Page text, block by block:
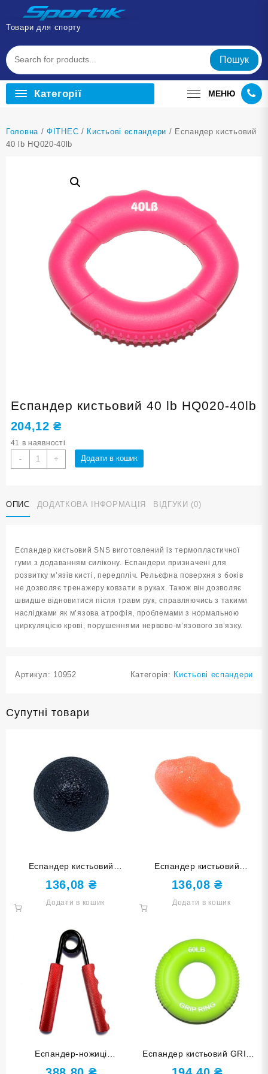
Перейти
вмісту
Товари для спорту
Пошук
Категорії МЕНЮ
Головна /ФІТНЕС / Кистьові еспандери / Еспандер кистьовий
40 lb HQ020-40lb
Еспандер кистьовий 40 lb HQ020-40lb
204,12₴
41 в наявності
-
Еспандер
кистьовий
HQ020-
40lb
+ Додати в кошик
ОПИС ДОДАТКОВА ІНФОРМАЦІЯ ВІДГУКИ (0)
Еспандер кистьовий SNS виготовлений із термопластичної
гуми з додаванням силікону. Еспандери призначені для
розвитку м’язів кисті, передпліч. Рельєфна поверхня з боків
не дозволяє тренажеру ковзати в руках. Також він дозволяє
швидше відновитися після травм рук, справляючись з такими
наслідками як м’язова атрофія, проблемами з нормальною
циркуляцією крові, порушеннями нервово-м’язового зв’язку.
Артикул: 10952 Категорія: Кистьові еспандери
Супутні товари
Еспандер кистьовий
КУЛЬКА чорний DQ-W-Black
136,08 ₴
Додати в кошик
Еспандер кистьовий
КАМІНЧИК червоний DQ-
82100-Red
136,08₴
Додати в кошик
Еспандер-ножиці
навантаження 200 lb 200LB-
Еспандер кистьовий GRIP
RING 60 lb HQ-DD-60LB